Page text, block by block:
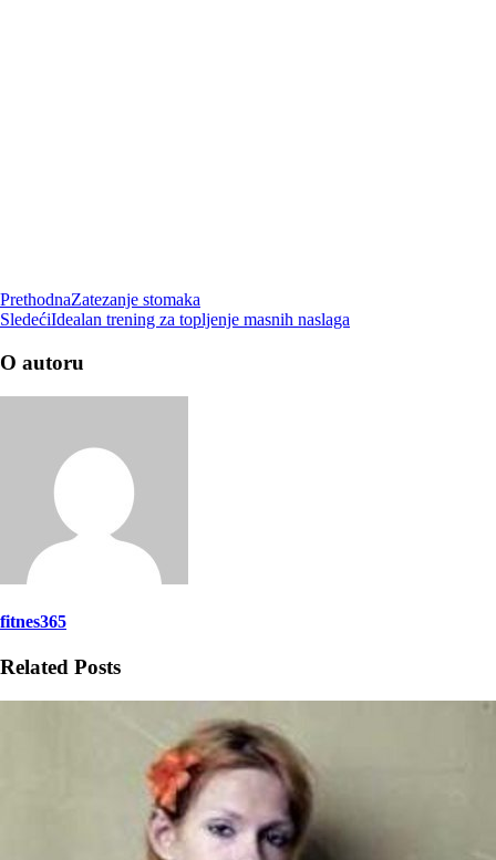
PrethodnaZatezanje stomaka
SledećiIdealan trening za topljenje masnih naslaga
O autoru
fitnes365
Related Posts